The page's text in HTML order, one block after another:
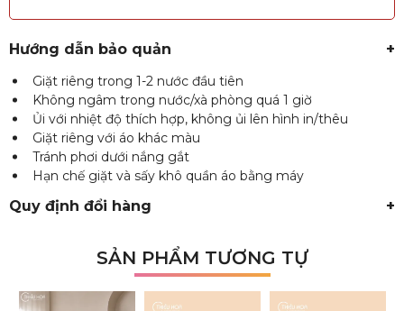
Hướng dẫn bảo quản +
Giặt riêng trong 1-2 nước đầu tiên
Không ngâm trong nước/xà phòng quá 1 giờ
Ủi với nhiệt độ thích hợp, không ủi lên hình in/thêu
Giặt riêng với áo khác màu
Tránh phơi dưới nắng gắt
Hạn chế giặt và sấy khô quần áo bằng máy
Quy định đổi hàng +
SẢN PHẨM TƯƠNG TỰ